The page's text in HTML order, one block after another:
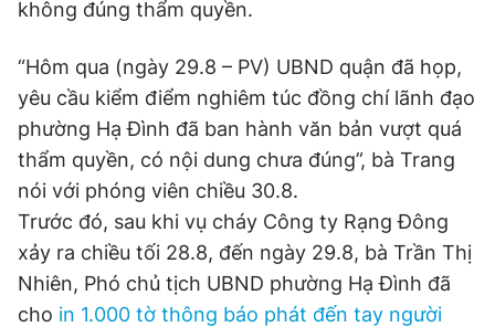
không đúng thẩm quyền.
“Hôm qua (ngày 29.8 – PV) UBND quận đã họp,
yêu cầu kiểm điểm nghiêm túc đồng chí lãnh đạo
phường Hạ Đình đã ban hành văn bản vượt quá
thẩm quyền, có nội dung chưa đúng”, bà Trang
nói với phóng viên chiều 30.8.
Trước đó, sau khi vụ cháy Công ty Rạng Đông
xảy ra chiều tối 28.8, đến ngày 29.8, bà Trần Thị
Nhiên, Phó chủ tịch UBND phường Hạ Đình đã
cho in 1.000 tờ thông báo phát đến tay người